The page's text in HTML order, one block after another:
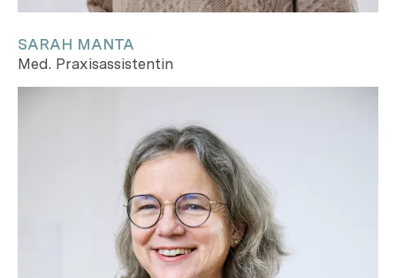
SARAH MANTA
Med. Praxisassistentin